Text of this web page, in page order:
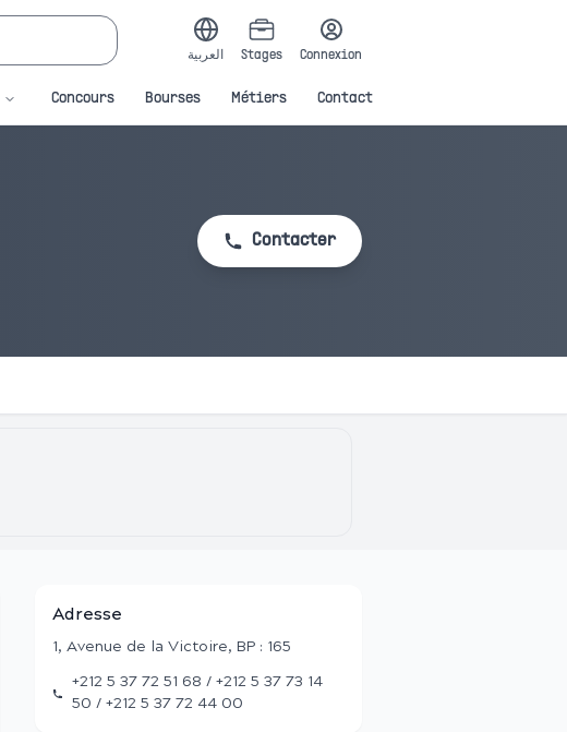
العربية Stages Connexion
Concours Bourses Métiers Contact
Contacter
Adresse
1, Avenue de la Victoire, BP : 165
+212 5 37 72 51 68 / +212 5 37 73 14
50 / +212 5 37 72 44 00